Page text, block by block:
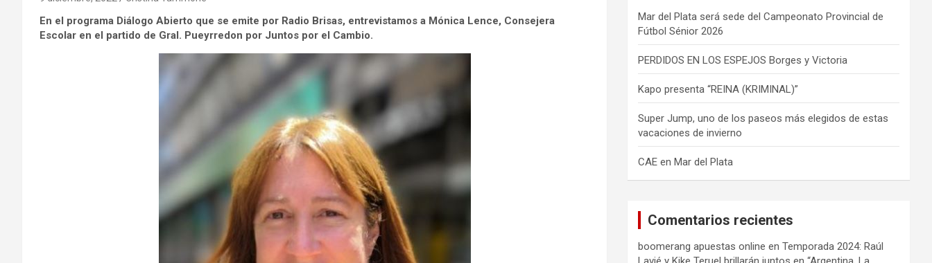
En el programa Diálogo Abierto que se emite por Radio Brisas, entrevistamos a Mónica Lence, Consejera
Escolar en el partido de Gral. Pueyrredon por Juntos por el Cambio.
Mar del Plata será sede del Campeonato Provincial de
Fútbol Sénior 2026
PERDIDOS EN LOS ESPEJOS Borges y Victoria
Kapo presenta “REINA (KRIMINAL)”
Super Jump, uno de los paseos más elegidos de estas
vacaciones de invierno
CAE en Mar del Plata
Comentarios recientes
boomerang apuestas online enTemporada 2024: Raúl